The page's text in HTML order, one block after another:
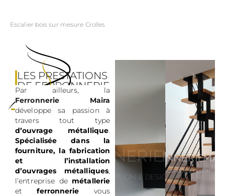
Escalier bois sur mesure Crolles
LES PRESTATIONS
DE FERRONNERIE
MAIRA
Par ailleurs, la
Ferronnerie Maira
développe sa passion à
travers tout type
d’ouvrage métallique.
Spécialisée dans la
fourniture, la fabrication
et l’installation
d’ouvrages métalliques,
l’entreprise de métallerie
etferronnerie vous